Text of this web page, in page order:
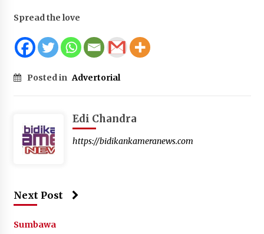
Spread the love
Posted in Advertorial
Edi Chandra
https://bidikankameranews.com
Next Post
Sumbawa